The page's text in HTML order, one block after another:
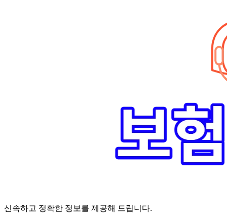
신속하고 정확한 정보를 제공해 드립니다.